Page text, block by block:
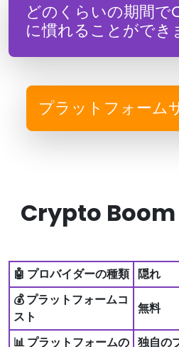
どのくらいの期間
に慣れることができ
プラットフォーム
Crypto Boom
🤖 プロバイダーの種類 隠れ
💰 プラットフォームコ
スト
無料
📊 プラットフォームの 独自の